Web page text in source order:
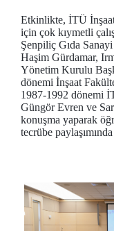
Etkinlikte, İTÜ
için çok kıymetli
Şenpiliç Gıda
Haşim Gürdamar,
Yönetim Kurulu
dönemi İnşaat
1987-1992 dönemi
Güngör Evren ve
konuşma yaparak
tecrübe